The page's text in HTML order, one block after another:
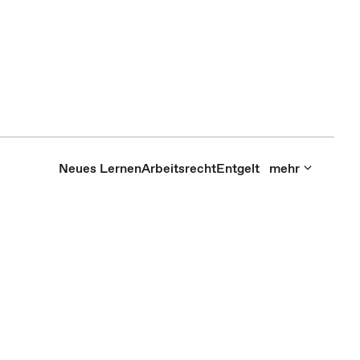
Neues LernenArbeitsrechtEntgelt mehr